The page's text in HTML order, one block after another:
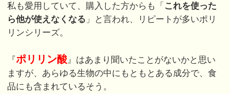
私も愛用していて、購入した方からも「 これを使った
ら他が使えなくなる 」と言われ、リピートが多いポリ
リンシリーズ。
『ポリリン酸』はあまり聞いたことがないかと思い
ますが、あらゆる生物の中にもともとある成分で、食
品にも含まれているそう。